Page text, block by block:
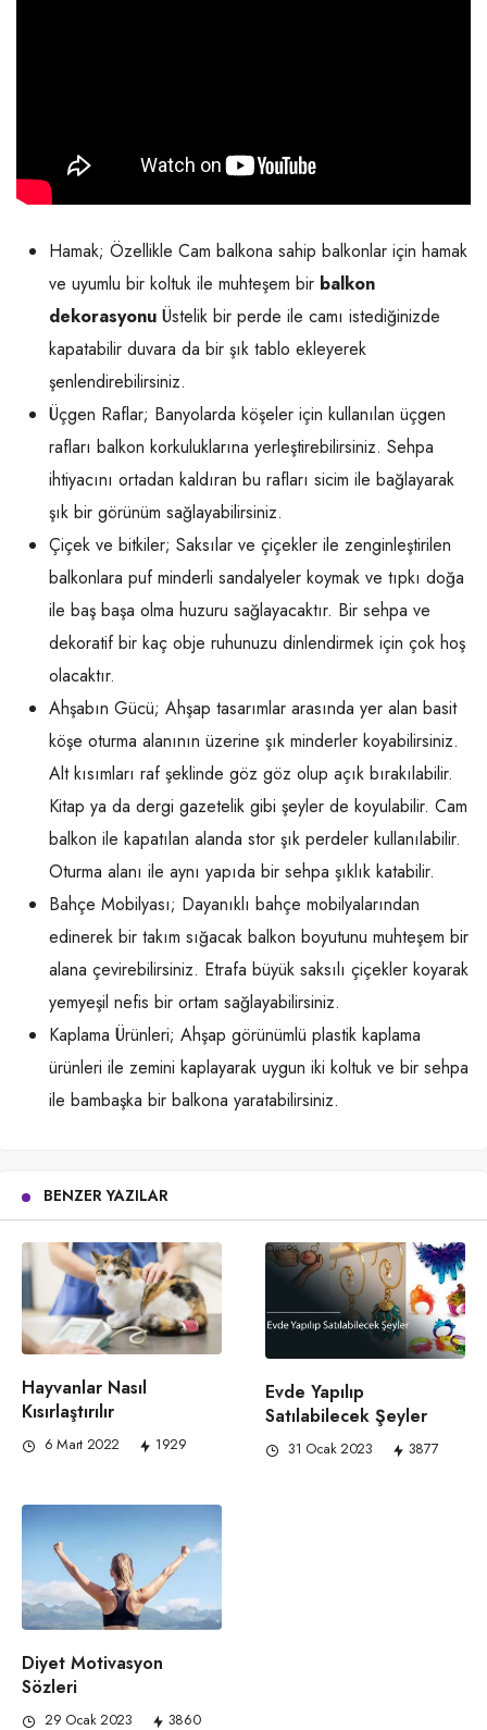
Hamak; Özellikle Cam balkona sahip balkonlar için hamak
ve uyumlu bir koltuk ile muhteşem bir balkon
dekorasyonu Üstelik bir perde ile camı istediğinizde
kapatabilir duvara da bir şık tablo ekleyerek
şenlendirebilirsiniz.
Üçgen Raflar; Banyolarda köşeler için kullanılan üçgen
rafları balkon korkuluklarına yerleştirebilirsiniz. Sehpa
ihtiyacını ortadan kaldıran bu rafları sicim ile bağlayarak
şık bir görünüm sağlayabilirsiniz.
Çiçek ve bitkiler; Saksılar ve çiçekler ile zenginleştirilen
balkonlara puf minderli sandalyeler koymak ve tıpkı doğa
ile baş başa olma huzuru sağlayacaktır. Bir sehpa ve
dekoratif bir kaç obje ruhunuzu dinlendirmek için çok hoş
olacaktır.
Ahşabın Gücü; Ahşap tasarımlar arasında yer alan basit
köşe oturma alanının üzerine şık minderler koyabilirsiniz.
Alt kısımları raf şeklinde göz göz olup açık bırakılabilir.
Kitap ya da dergi gazetelik gibi şeyler de koyulabilir. Cam
balkon ile kapatılan alanda stor şık perdeler kullanılabilir.
Oturma alanı ile aynı yapıda bir sehpa şıklık katabilir.
Bahçe Mobilyası; Dayanıklı bahçe mobilyalarından
edinerek bir takım sığacak balkon boyutunu muhteşem bir
alana çevirebilirsiniz. Etrafa büyük saksılı çiçekler koyarak
yemyeşil nefis bir ortam sağlayabilirsiniz.
Kaplama Ürünleri; Ahşap görünümlü plastik kaplama
ürünleri ile zemini kaplayarak uygun iki koltuk ve bir sehpa
ile bambaşka bir balkona yaratabilirsiniz.
BENZER YAZILAR
Hayvanlar Nasıl
Kısırlaştırılır
6 Mart 2022 1929
Evde Yapılıp
Satılabilecek Şeyler
31 Ocak 2023 3877
Diyet Motivasyon
Sözleri
29 Ocak 2023 3860